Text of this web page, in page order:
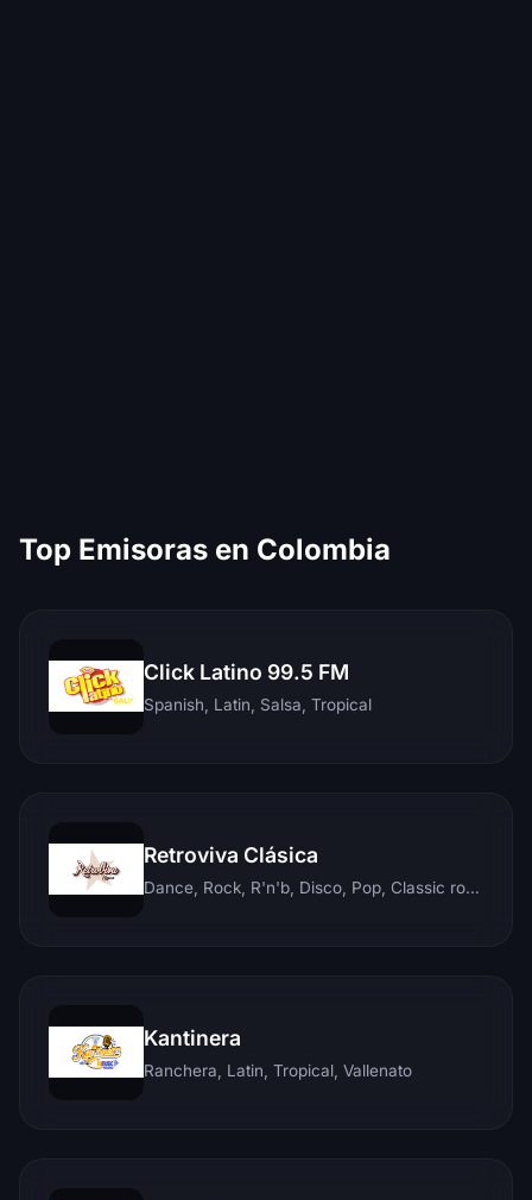
Top Emisoras en Colombia
Click Latino 99.5 FM
Spanish, Latin, Salsa, Tropical
Retroviva Clásica
Dance, Rock, R'n'b, Disco, Pop, Classic rock, Techno, Reggae
Kantinera
Ranchera, Latin, Tropical, Vallenato